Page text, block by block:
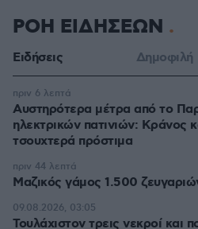
ΡΟΗ ΕΙΔΗΣΕΩΝ
Ειδήσεις Δημοφιλή
Αυστηρότερα μέτρα από το
ηλεκτρικών πατινιών: Κράνος
τσουχτερά πρόστιμα
πριν 6 λεπτά
Μαζικός γάμος 1.500
πριν 44 λεπτά
Τουλάχιστον τρεις νεκροί και
09.08.2026, 03:05